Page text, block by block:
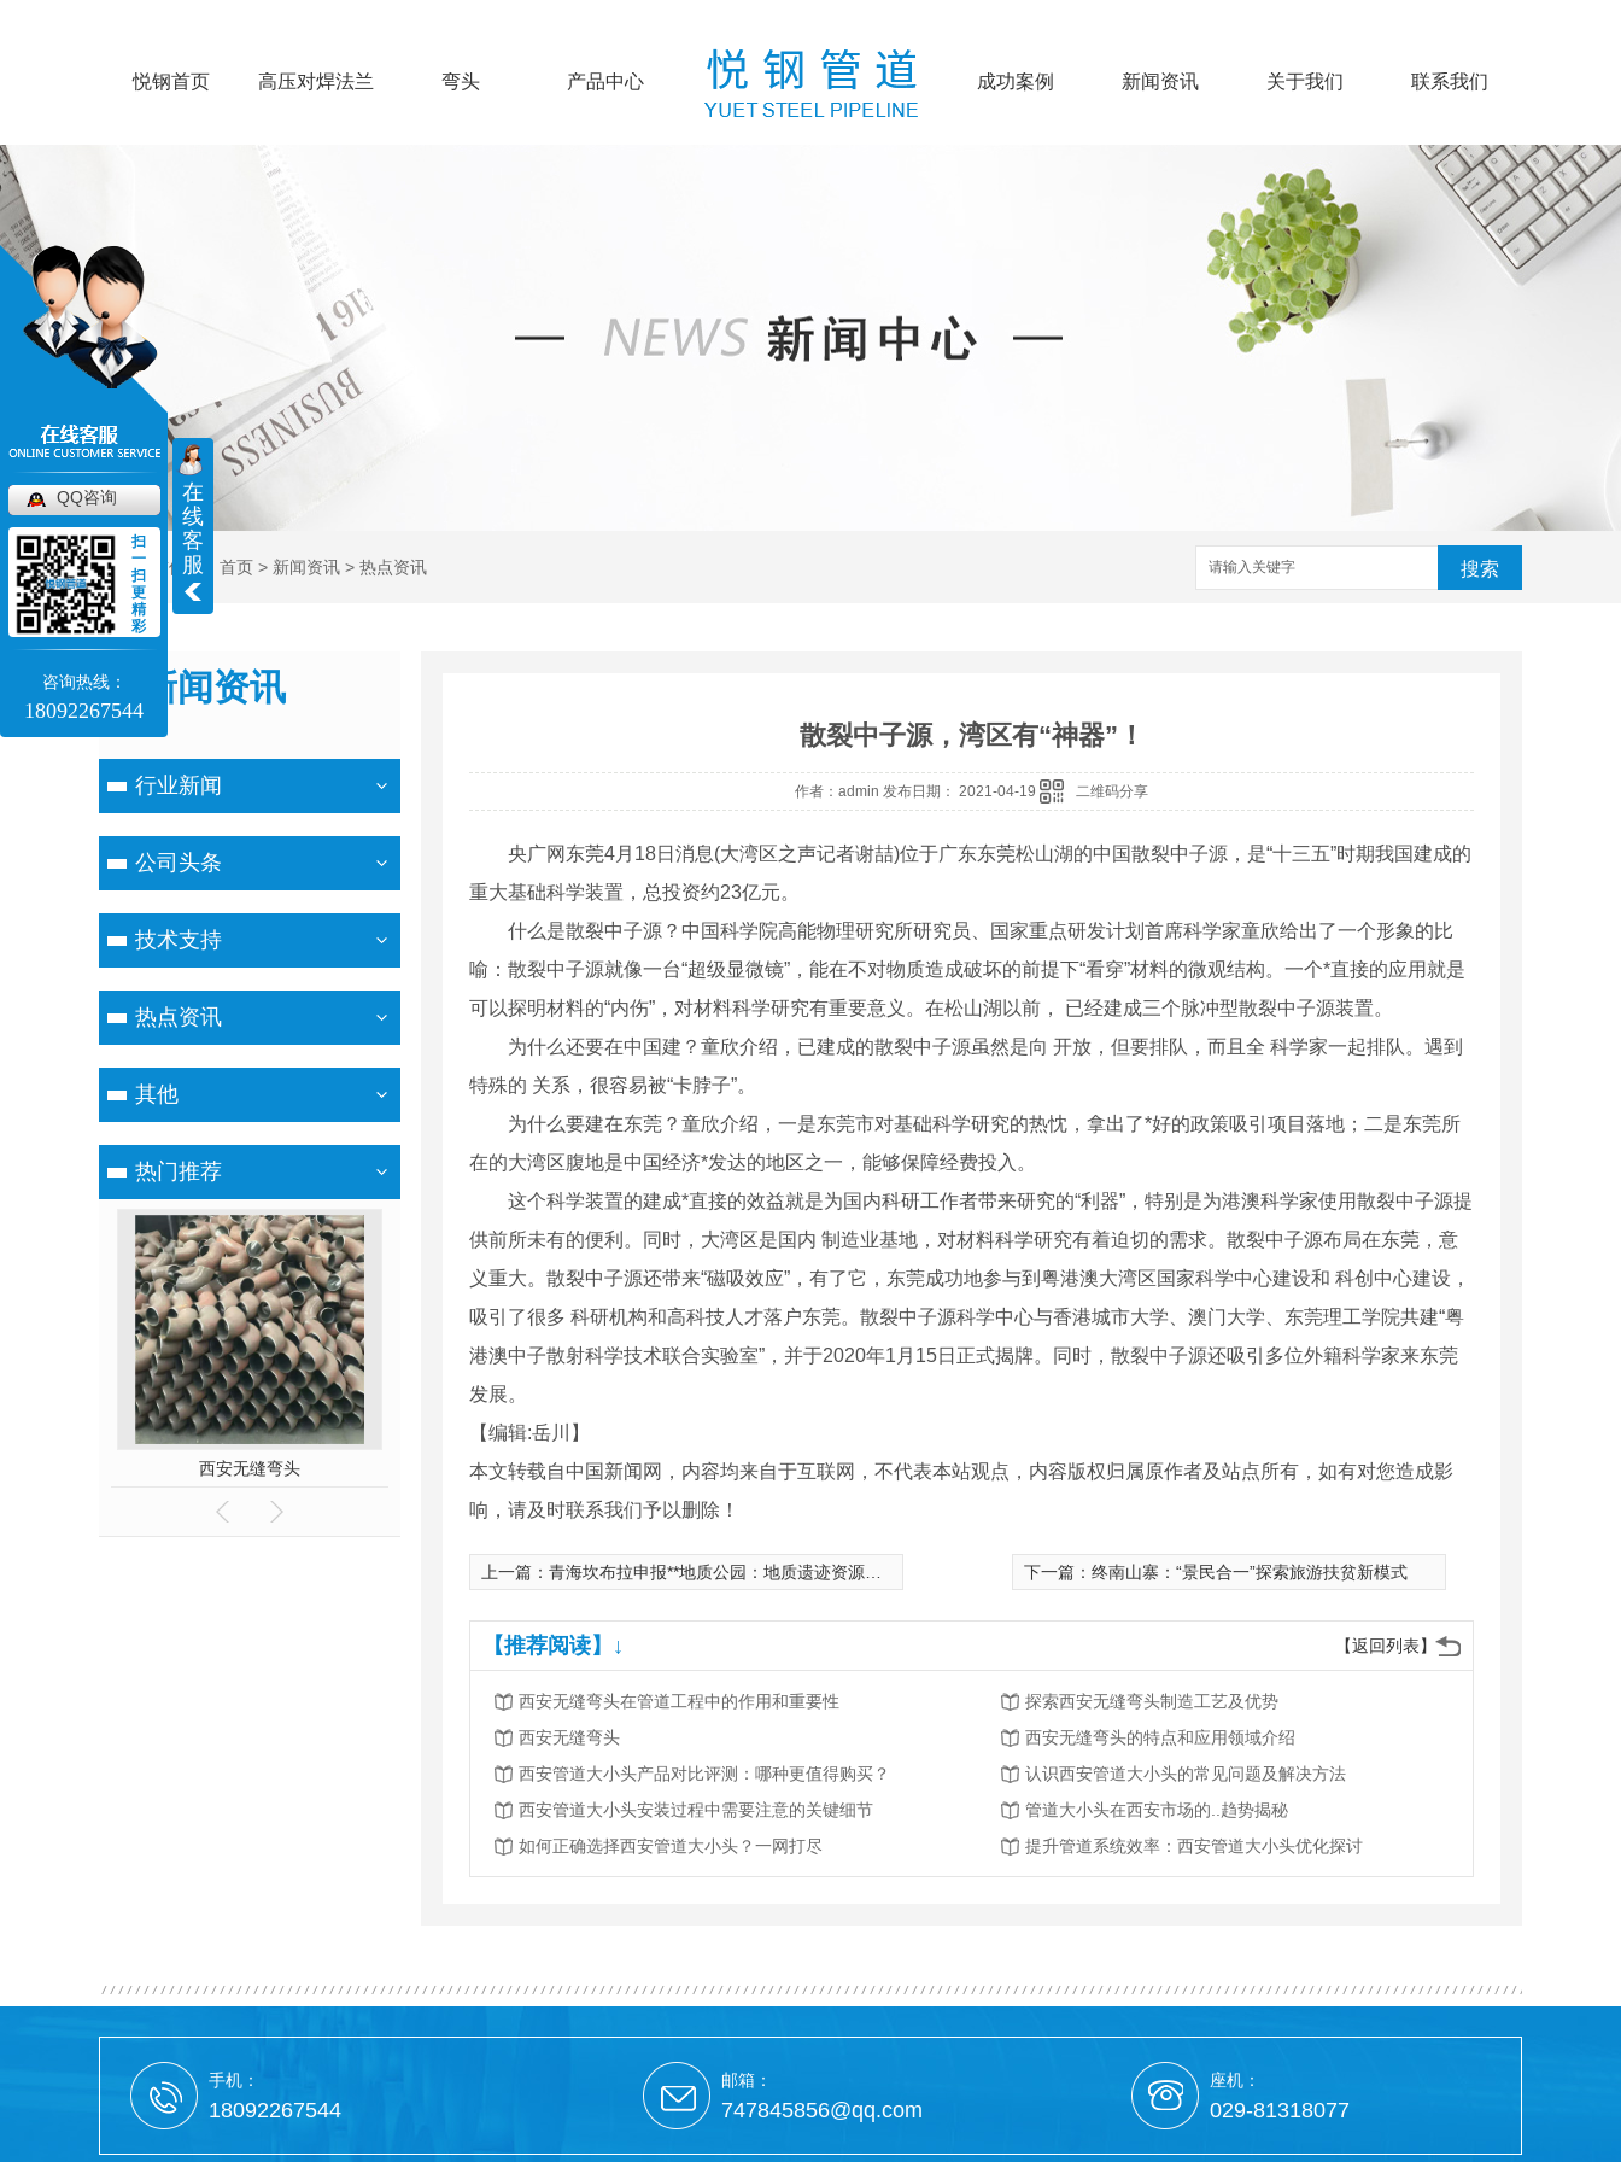
悦钢首页 高压对焊法兰 弯头 产品中心 成功案例 新闻资讯 关于我们 联系我们
当前位置： 首页 > 新闻资讯 > 热点资讯 搜索
新闻资讯
行业新闻
公司头条
技术支持
热点资讯
其他
热门推荐
西安无缝弯头 西安管道大小头 西安国标无缝弯头
散裂中子源，湾区有“神器”！
作者：admin 发布日期： 2021-04-19 二维码分享
央广网东莞4月18日消息(大湾区之声记者谢喆)位于广东东莞松山湖的中国散裂中子源，是“十三五”时期我国建成的
重大基础科学装置，总投资约23亿元。
什么是散裂中子源？中国科学院高能物理研究所研究员、国家重点研发计划首席科学家童欣给出了一个形象的比
喻：散裂中子源就像一台“超级显微镜”，能在不对物质造成破坏的前提下“看穿”材料的微观结构。一个*直接的应用就是
可以探明材料的“内伤”，对材料科学研究有重要意义。在松山湖以前， 已经建成三个脉冲型散裂中子源装置。
为什么还要在中国建？童欣介绍，已建成的散裂中子源虽然是向 开放，但要排队，而且全 科学家一起排队。遇到
特殊的 关系，很容易被“卡脖子”。
为什么要建在东莞？童欣介绍，一是东莞市对基础科学研究的热忱，拿出了*好的政策吸引项目落地；二是东莞所
在的大湾区腹地是中国经济*发达的地区之一，能够保障经费投入。
这个科学装置的建成*直接的效益就是为国内科研工作者带来研究的“利器”，特别是为港澳科学家使用散裂中子源提
供前所未有的便利。同时，大湾区是国内 制造业基地，对材料科学研究有着迫切的需求。散裂中子源布局在东莞，意
义重大。散裂中子源还带来“磁吸效应”，有了它，东莞成功地参与到粤港澳大湾区国家科学中心建设和 科创中心建设，
吸引了很多 科研机构和高科技人才落户东莞。散裂中子源科学中心与香港城市大学、澳门大学、东莞理工学院共建“粤
港澳中子散射科学技术联合实验室”，并于2020年1月15日正式揭牌。同时，散裂中子源还吸引多位外籍科学家来东莞
发展。
【编辑:岳川】
本文转载自中国新闻网，内容均来自于互联网，不代表本站观点，内容版权归属原作者及站点所有，如有对您造成影
响，请及时联系我们予以删除！
上一篇： 青海坎布拉申报**地质公园：地质遗迹资源调查获突破 下一篇： 终南山寨：“景民合一”探索旅游扶贫新模式
【返回列表】
【推荐阅读】↓
西安无缝弯头在管道工程中的作用和重要性
探索西安无缝弯头制造工艺及优势
西安无缝弯头
西安无缝弯头的特点和应用领域介绍
西安管道大小头产品对比评测：哪种更值得购买？
认识西安管道大小头的常见问题及解决方法
西安管道大小头安装过程中需要注意的关键细节
管道大小头在西安市场的..趋势揭秘
如何正确选择西安管道大小头？一网打尽
提升管道系统效率：西安管道大小头优化探讨
手机：
18092267544
邮箱：
747845856@qq.com
座机：
029-81318077
在
线
客
服
QQ咨询
扫
一
扫
更
精
彩
咨询热线：
18092267544